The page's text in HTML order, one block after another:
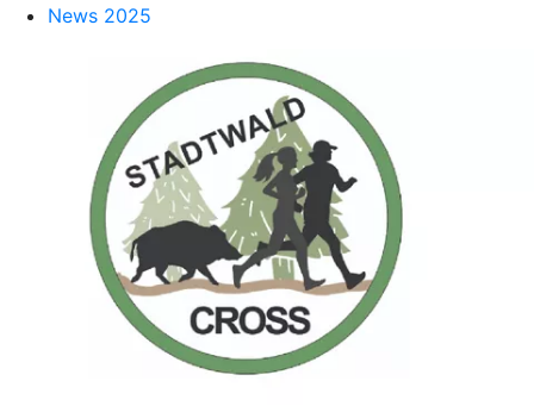
News 2025